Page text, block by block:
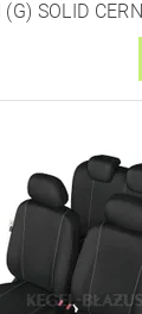
SOLID